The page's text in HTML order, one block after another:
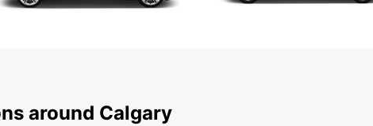
around Calgary